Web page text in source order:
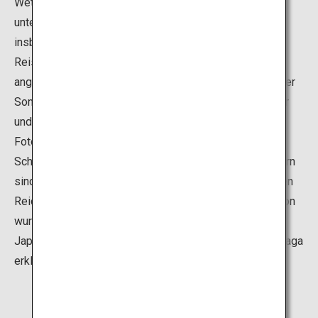
Wetter bieten Ihnen die Reisterrassen ganz
unterschiedliche Szenen natürlicher Schönheit:
insbesondere Ende April bis Anfang Mai, wenn die
Reisfelder geflutet, bearbeitet und die Reissetzlinge
angepflanzt werden. Dann werden die Reisfelder von der
Sonne in ein helles Orange getaucht, wodurch das Meer
und die Linien der Reisfelder noch viel schöner wirken.
Fotografen aus ganz Japan kommen hierher, um diese
Schönheit festzuhalten. Die Linien zwischen den Feldern
sind Steinmauern, an denen seit der Zeit der Streitenden
Reiche und der Edo-Zeit weitergebaut wurde. Die Region
wurde als eine der „100 beliebtesten Reisterrassen
Japans“ ausgezeichnet und 2011 zum Naturerbe von Saga
erklärt.